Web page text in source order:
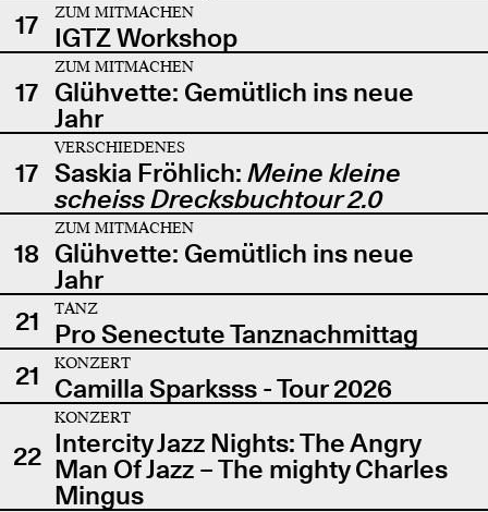
17
ZUM MITMACHEN
IGTZ Workshop
17
ZUM MITMACHEN
Glühvette: Gemütlich ins neue
Jahr
17
VERSCHIEDENES
Saskia Fröhlich: Meine kleine
scheiss Drecksbuchtour 2.0
18
ZUM MITMACHEN
Glühvette: Gemütlich ins neue
Jahr
21
TANZ
Pro Senectute Tanznachmittag
21
KONZERT
Camilla Sparksss - Tour 2026
22
KONZERT
Intercity Jazz Nights: The Angry
Man Of Jazz – The mighty Charles
Mingus